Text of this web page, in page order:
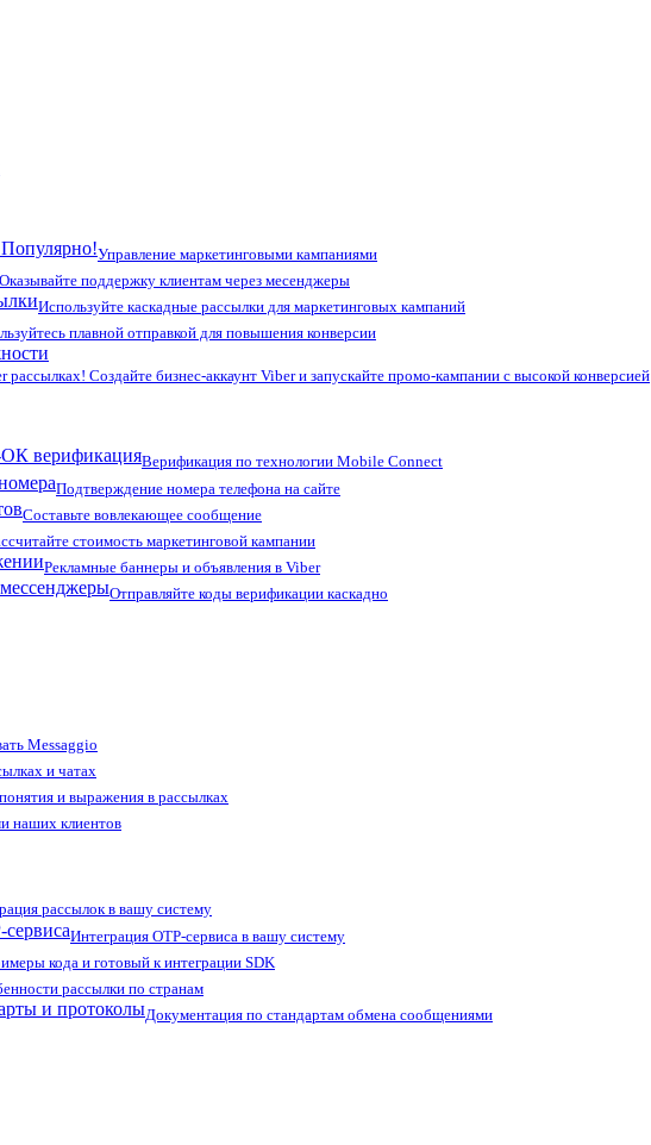
Популярно!Управление маркетинговыми кампаниями
Оказывайте поддержку клиентам через месенджеры
Используйте каскадные рассылки для маркетинговых кампаний
плавной отправкой для повышения конверсии
рассылках! Создайте бизнес-аккаунт Viber и запускайте промо-кампании с высокой конверсией
верификацияВерификация по технологии Mobile Connect
Подтверждение номера телефона на сайте
Составьте вовлекающее сообщение
стоимость маркетинговой кампании
Рекламные баннеры и объявления в Viber
Отправляйте коды верификации каскадно
Messaggio
и чатах
и выражения в рассылках
наших клиентов
рассылок в вашу систему
Интеграция OTP-сервиса в вашу систему
кода и готовый к интеграции SDK
рассылки по странам
и протоколыДокументация по стандартам обмена сообщениями